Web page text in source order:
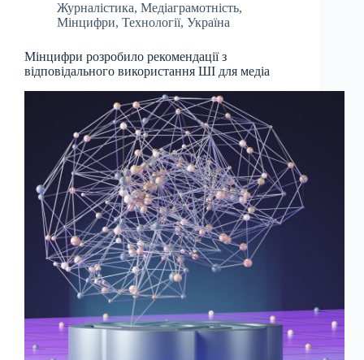
Журналістика, Медіаграмотність,
Мінцифри, Технології, Україна
Мінцифри розробило рекомендації з
відповідального використання ШІ для медіа